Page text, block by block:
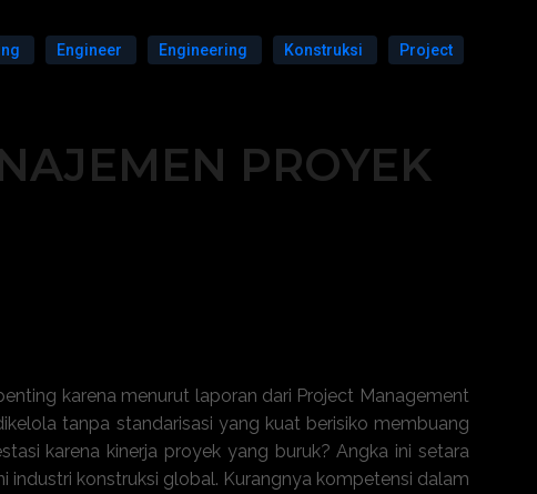
Engineer Engineering Konstruksi Project
PROYEK
karena menurut laporan dari Project Management
tanpa standarisasi yang kuat berisiko membuang
karena kinerja proyek yang buruk? Angka ini setara
industri konstruksi global. Kurangnya kompetensi dalam